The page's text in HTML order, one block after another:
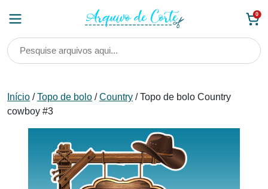
0
Início /Topo de bolo /Country / Topo de bolo Country
cowboy #3